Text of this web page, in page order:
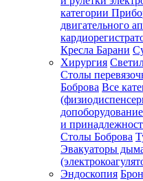
категории
двигательного
Кресла Барани
Хирургия
Столы
Боброва Все
допоборудование
и
Столы Боброва
Эвакуаторы
Эндоскопия